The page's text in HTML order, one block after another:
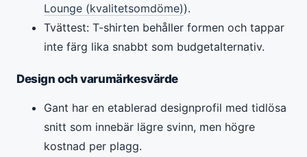
Lounge (kvalitetsomdöme)).
Tvättest: T-shirten behåller formen och tappar
inte färg lika snabbt som budgetalternativ.
Design och varumärkesvärde
Gant har en etablerad designprofil med tidlösa
snitt som innebär lägre svinn, men högre
kostnad per plagg.